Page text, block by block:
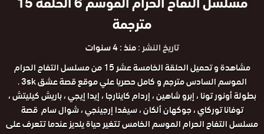
مترجمة
تاريخ النشر :منذ : 4 سنوات
مشاهدة و تحميل الحلقة الخامسة عشر 15 من مسلسل التفاح الحرام
الموسم السادس مترجم و كامل حصريا علي موقع قصة عشق 3sk .
بطولة أونور تونا ، إبرو شاهين ، إردام كاينارجا ، إيدا إيجي ، باريش كيليتش ،
توفانا توركاي ، جوكهان ألكان ، سيفدا إرجينجي ، شوال سام قصة
مسلسل التفاح الحرام الموسم الخامس تتغير حياة يلديز عندما تتعرف على